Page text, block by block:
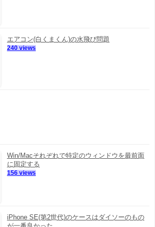
エアコン(白くまくん)の水飛び問題
240 views
Win/Macそれぞれで特定のウィンドウを最前面
に固定する
156 views
iPhone SE(第2世代)のケースはダイソーのもの